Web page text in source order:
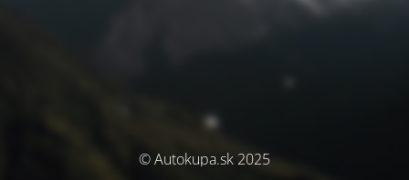
© Autokupa.sk 2025